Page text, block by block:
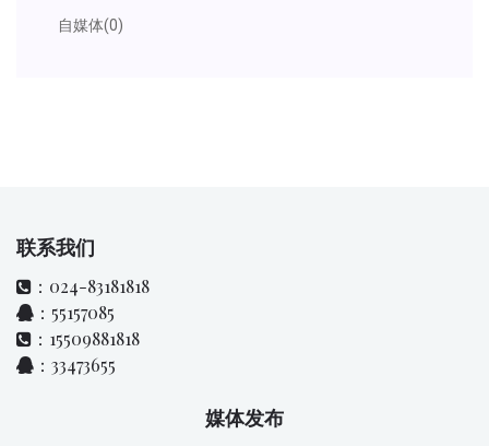
自媒体(0)
联系我们
：024-83181818
：55157085
：15509881818
：33473655
媒体发布